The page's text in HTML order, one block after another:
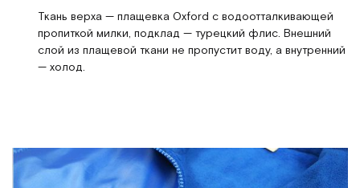
Ткань верха — плащевка Oxford с водоотталкивающей
пропиткой милки, подклад — турецкий флис. Внешний
слой из плащевой ткани не пропустит воду, а внутренний
— холод.